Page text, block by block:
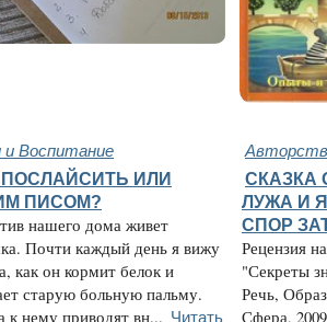
Воспитание
ИЛИ
ПИСОМ?
нашего дома живет
Почти каждый день я вижу
как он кормит белок и
старую больную пальму.
к нему приводят вн... Читать
СКАЗКА
ЛУЖА И
СПОР
Рецензия
"Секреты
Речь,
Сфера,